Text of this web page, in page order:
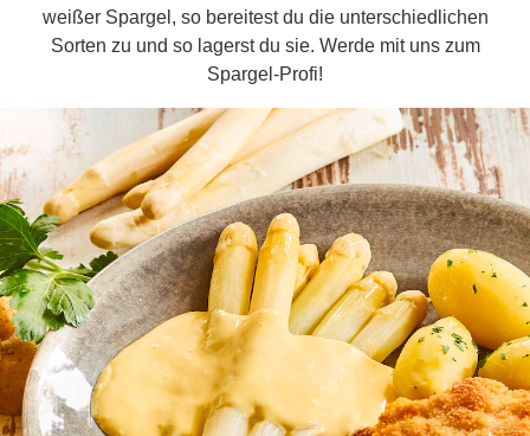
weißer Spargel, so bereitest du die unterschiedlichen
Sorten zu und so lagerst du sie. Werde mit uns zum
Spargel-Profi!